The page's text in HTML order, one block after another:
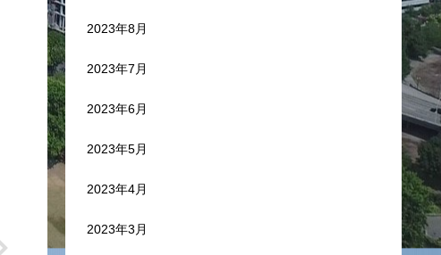
2023年8月
2023年7月
2023年6月
2023年5月
2023年4月
2023年3月